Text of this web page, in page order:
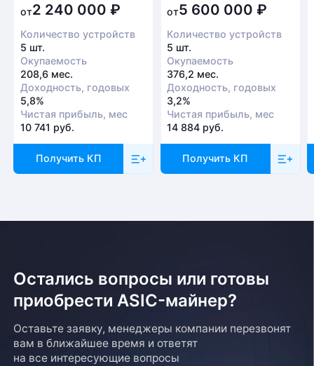
от2 240 000 ₽
Количество устройств
5 шт.
Окупаемость
208,6 мес.
Доходность, годовых
5,8%
Чистая прибыль, мес
10 741 руб.
Получить КП
от5 600 000₽
Количество устройств
5 шт.
Окупаемость
376,2 мес.
Доходность, годовых
3,2%
Чистая прибыль, мес
14 884 руб.
Получить КП
Остались вопросы или готовы
приобрести ASIC-майнер?
Оставьте заявку, менеджеры компании перезвонят
вам в ближайшее время и ответят
на все интересующие вопросы